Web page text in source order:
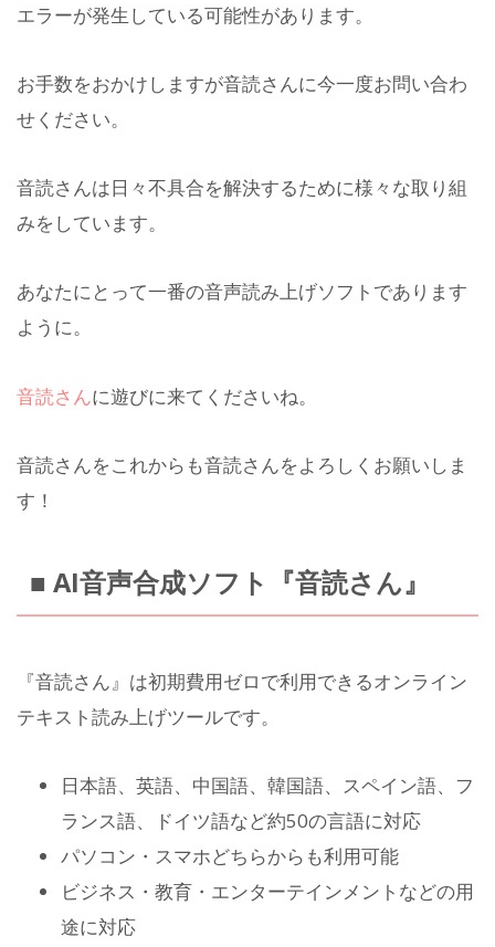
エラーが発生している可能性があります。
お手数をおかけしますが音読さんに今一度お問い合わ
せください。
音読さんは日々不具合を解決するために様々な取り組
みをしています。
あなたにとって一番の音声読み上げソフトであります
ように。
音読さんに遊びに来てくださいね。
音読さんをこれからも音読さんをよろしくお願いしま
す！
■ AI音声合成ソフト『音読さん』
『音読さん』は初期費用ゼロで利用できるオンライン
テキスト読み上げツールです。
日本語、英語、中国語、韓国語、スペイン語、フ
ランス語、ドイツ語など約50の言語に対応
パソコン・スマホどちらからも利用可能
ビジネス・教育・エンターテインメントなどの用
途に対応